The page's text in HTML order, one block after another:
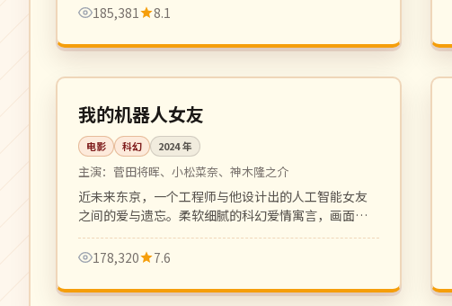
185,381
8.1
日本
4K 125 分钟
我的机器人女友
电影 科幻 2024年
主演： 菅田将晖、小松菜奈、神木隆之介
近未来东京，一个工程师与他设计出的人工智能女友
之间的爱与遗忘。柔软细腻的科幻爱情寓言，画面唯
美。
178,320
7.6